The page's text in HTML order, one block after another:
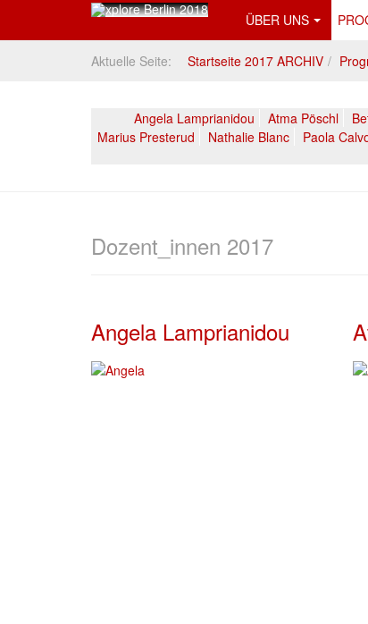
ÜBER UNS
Aktuelle Seite: Startseite 2017 ARCHIV
Angela Lamprianidou Atma Pöschl
Marius Presterud
Nathalie Blanc Paola
Dozent_innen 2017
Angela Lamprianidou